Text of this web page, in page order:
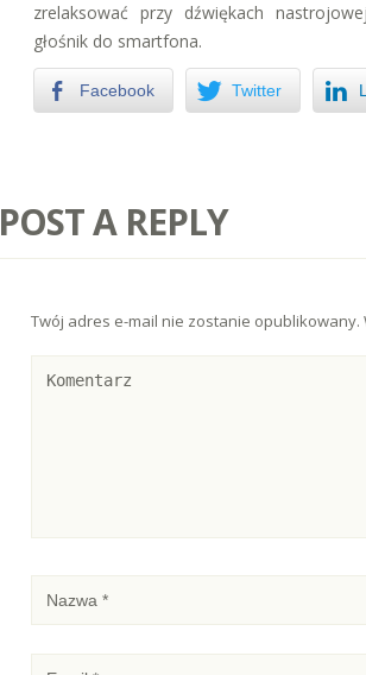
zrelaksować przy dźwiękach
głośnik do smartfona.
Facebook Twitter
POST A REPLY
Twój adres e-mail nie zostanie opublikowany.